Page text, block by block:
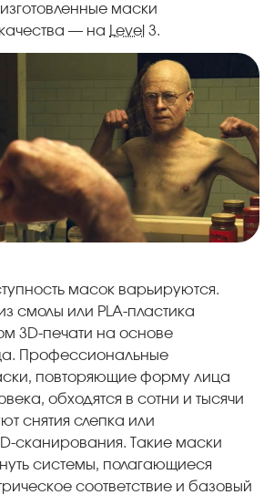
маски
— на
Level 3.
масок варьируются.
смолы или PLA-пластика
3D-печати на основе
Профессиональные
повторяющие форму лица
обходятся в сотни и тысячи
снятия слепка или
сканирования. Такие маски
системы, полагающиеся
соответствие и базовый